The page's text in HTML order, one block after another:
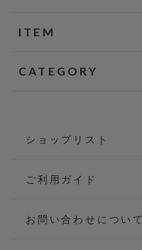
ITEM
CATEGORY
ショップリスト
ご利用ガイド
お問い合わせについて